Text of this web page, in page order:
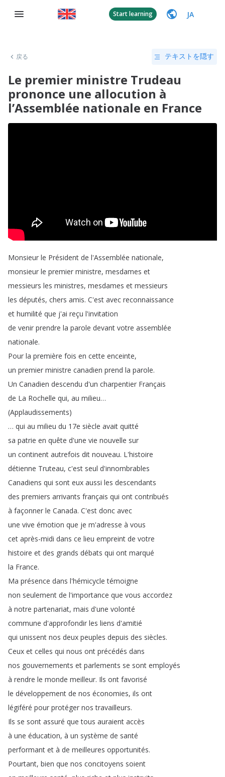
Start learning JA
戻る テキストを隠す
Le premier ministre Trudeau
prononce une allocution à
l’Assemblée nationale en France
Monsieur le Président de l'Assemblée nationale,
monsieur le premier ministre, mesdames et
messieurs les ministres, mesdames et messieurs
les députés, chers amis. C'est avec reconnaissance
et humilité que j'ai reçu l'invitation
de venir prendre la parole devant votre assemblée
nationale.
Pour la première fois en cette enceinte,
un premier ministre canadien prend la parole.
Un Canadien descendu d'un charpentier Français
de La Rochelle qui, au milieu…
(Applaudissements)
… qui au milieu du 17e siècle avait quitté
sa patrie en quête d'une vie nouvelle sur
un continent autrefois dit nouveau. L'histoire
détienne Truteau, c'est seul d'innombrables
Canadiens qui sont eux aussi les descendants
des premiers arrivants français qui ont contribués
à façonner le Canada. C'est donc avec
une vive émotion que je m'adresse à vous
cet après-midi dans ce lieu empreint de votre
histoire et des grands débats qui ont marqué
la France.
Ma présence dans l'hémicycle témoigne
non seulement de l'importance que vous accordez
à notre partenariat, mais d'une volonté
commune d'approfondir les liens d'amitié
qui unissent nos deux peuples depuis des siècles.
Ceux et celles qui nous ont précédés dans
nos gouvernements et parlements se sont employés
à rendre le monde meilleur. Ils ont favorisé
le développement de nos économies, ils ont
légiféré pour protéger nos travailleurs.
Ils se sont assuré que tous auraient accès
à une éducation, à un système de santé
performant et à de meilleures opportunités.
Pourtant, bien que nos concitoyens soient